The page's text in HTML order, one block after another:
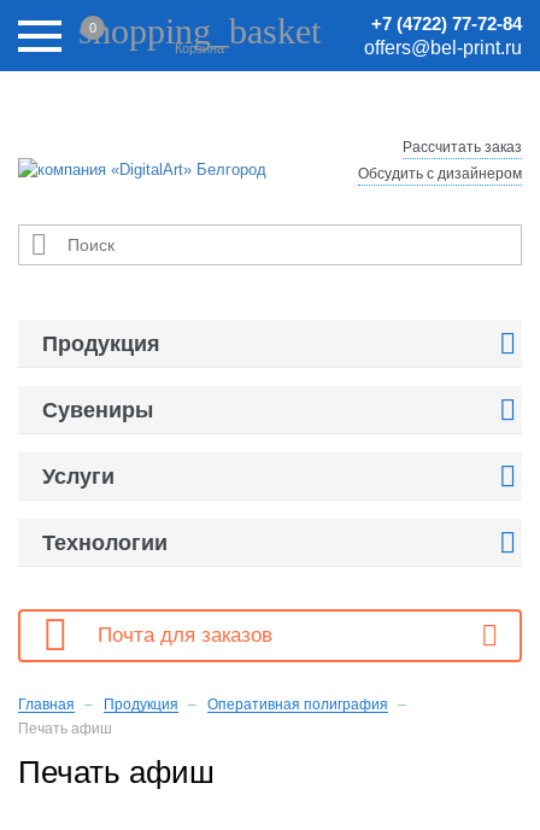
Внимание! Цены на сайте могут быть неактуальными.
Актуальные цены уточняйте у менеджеров.
+7 (4722) 77-72-84
offers@bel-print.ru
shopping_basket
Корзина
0

Рассчитать заказ
Обсудить с дизайнером
Продукция 
Сувениры 
Услуги 
Технологии 
 Почта для заказов
Главная Продукция
Оперативная полиграфия
Печать афиш
Печать афиш